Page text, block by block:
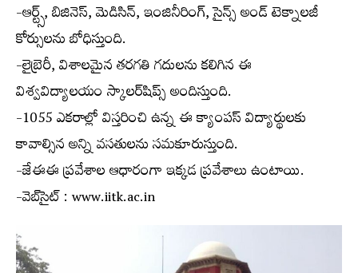
-ఆర్ట్స్, బిజినెస్, మెడిసిన్, ఇంజినీరింగ్, సైన్స్ అండ్ టెక్నాలజీ
కోర్సులను బోధిస్తుంది.
-లైబ్రెరీ, విశాలమైన తరగతి గదులను కలిగిన ఈ
విశ్వవిద్యాలయం స్కాలర్‌షిప్స్ అందిస్తుంది.
-1055 ఎకరాల్లో విస్తరించి ఉన్న ఈ క్యాంపస్ విద్యార్థులకు
కావాల్సిన అన్ని వసతులను సమకూరుస్తుంది.
-జేఈఈ ప్రవేశాల ఆధారంగా ఇక్కడ ప్రవేశాలు ఉంటాయి.
-వెబ్‌సైట్ : www.iitk.ac.in